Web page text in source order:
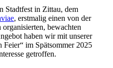
Stadtfest in Zittau, dem
, erstmalig einen von der
bewachten
haben wir mit unserer
Feier“ im Spätsommer 2025
getroffen.